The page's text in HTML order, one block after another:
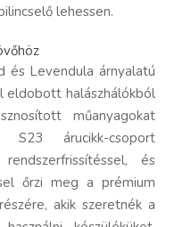
lehessen.
és Levendula árnyalatú
eldobott halászhálókból
műanyagokat
árucikk-csoport
és
őrzi meg a prémium
akik szeretnék a